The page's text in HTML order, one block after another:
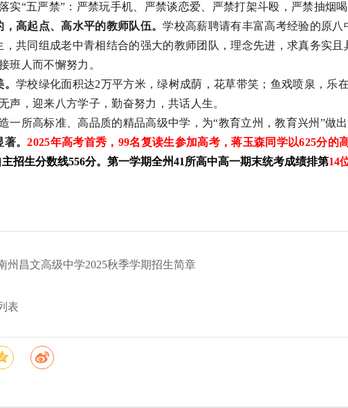
实“五严禁”：严禁玩手机、严禁谈恋爱、严禁打架斗殴，严禁抽烟喝
，高起点、高水平的教师队伍。学校高薪聘请有丰富高考经验的原
，共同组成老中青相结合的强大的教师团队，理念先进，求真务实
班人而不懈努力。
学校绿化面积达2万平方米，绿树成荫，花草带笑；鱼戏喷泉，乐
声，迎来八方学子，勤奋努力，共话人生。
一所高标准、高品质的精品高级中学，为“教育立州，教育兴州”做
著。2025年高考首秀，99名复读生参加高考，蒋玉森同学以625分的
招生分数线556分。第一学期全州41所高中高一期末统考成绩排第14
州昌文高级中学2025秋季学期招生简章
表